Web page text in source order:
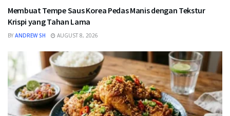
Membuat Tempe Saus Korea Pedas Manis dengan Tekstur
Krispi yang Tahan Lama
BY ANDREW SH AUGUST 8, 2026